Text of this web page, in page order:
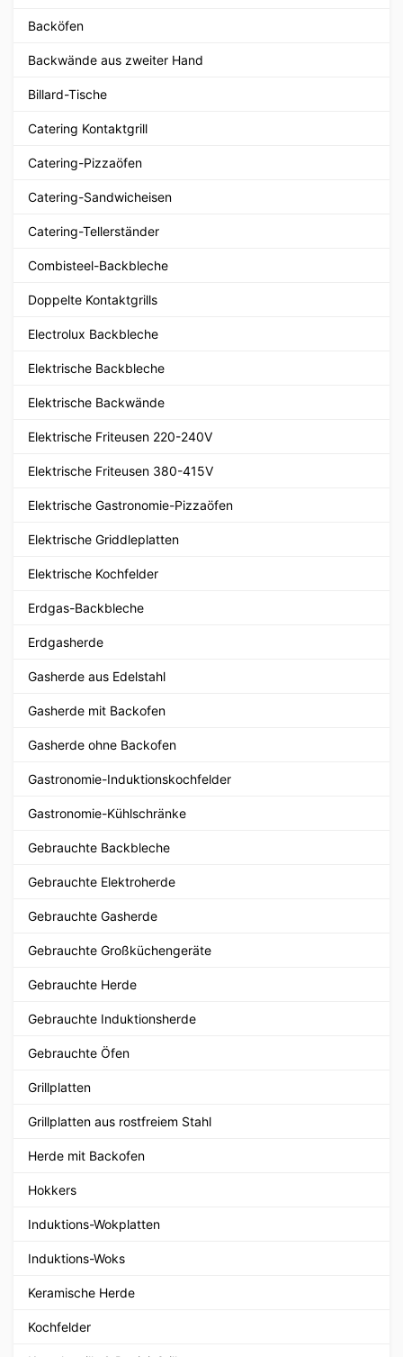
Backöfen
Backwände aus zweiter Hand
Billard-Tische
Catering Kontaktgrill
Catering-Pizzaöfen
Catering-Sandwicheisen
Catering-Tellerständer
Combisteel-Backbleche
Doppelte Kontaktgrills
Electrolux Backbleche
Elektrische Backbleche
Elektrische Backwände
Elektrische Friteusen 220-240V
Elektrische Friteusen 380-415V
Elektrische Gastronomie-Pizzaöfen
Elektrische Griddleplatten
Elektrische Kochfelder
Erdgas-Backbleche
Erdgasherde
Gasherde aus Edelstahl
Gasherde mit Backofen
Gasherde ohne Backofen
Gastronomie-Induktionskochfelder
Gastronomie-Kühlschränke
Gebrauchte Backbleche
Gebrauchte Elektroherde
Gebrauchte Gasherde
Gebrauchte Großküchengeräte
Gebrauchte Herde
Gebrauchte Induktionsherde
Gebrauchte Öfen
Grillplatten
Grillplatten aus rostfreiem Stahl
Herde mit Backofen
Hokkers
Induktions-Wokplatten
Induktions-Woks
Keramische Herde
Kochfelder